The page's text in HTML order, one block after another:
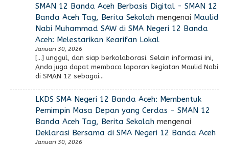
SMAN 12 Banda Aceh Berbasis Digital - SMAN 12
Banda Aceh Tag, Berita Sekolahmengenai Maulid
Nabi Muhammad SAW di SMA Negeri 12 Banda
Aceh: Melestarikan Kearifan Lokal
Januari 30, 2026
[…] unggul, dan siap berkolaborasi. Selain informasi ini,
Anda juga dapat membaca laporan kegiatan Maulid Nabi
di SMAN 12 sebagai…
LKDS SMA Negeri 12 Banda Aceh: Membentuk
Pemimpin Masa Depan yang Cerdas - SMAN 12
Banda Aceh Tag, Berita Sekolahmengenai
Deklarasi Bersama di SMA Negeri 12 Banda Aceh
Januari 30, 2026